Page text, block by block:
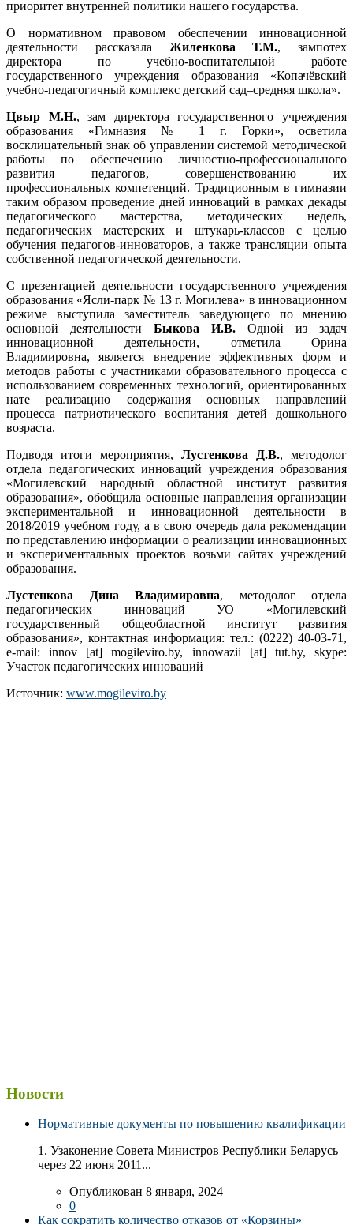
приоритет внутренней политики нашего государства.
О нормативном правовом обеспечении инновационной
деятельности рассказала Жиленкова Т.М., зампотех
директора по учебно-воспитательной работе
государственного учреждения образования «Копачёвский
учебно-педагогичный комплекс детский сад–средняя школа».
Цвыр М.Н., зам директора государственного учреждения
образования «Гимназия № 1 г. Горки», осветила
восклицательный знак об управлении системой методической
работы по обеспечению личностно-профессионального
развития педагогов, совершенствованию их
профессиональных компетенций. Традиционным в гимназии
таким образом проведение дней инноваций в рамках декады
педагогического мастерства, методических недель,
педагогических мастерских и штукарь-классов с целью
обучения педагогов-инноваторов, а также трансляции опыта
собственной педагогической деятельности.
С презентацией деятельности государственного учреждения
образования «Ясли-парк № 13 г. Могилева» в инновационном
режиме выступила заместитель заведующего по мнению
основной деятельности Быкова И.В. Одной из задач
инновационной деятельности, отметила Орина
Владимировна, является внедрение эффективных форм и
методов работы с участниками образовательного процесса с
использованием современных технологий, ориентированных
нате реализацию содержания основных направлений
процесса патриотического воспитания детей дошкольного
возраста.
Подводя итоги мероприятия, Лустенкова Д.В., методолог
отдела педагогических инноваций учреждения образования
«Могилевский народный областной институт развития
образования», обобщила основные направления организации
экспериментальной и инновационной деятельности в
2018/2019 учебном году, а в свою очередь дала рекомендации
по представлению информации о реализации инновационных
и экспериментальных проектов возьми сайтах учреждений
образования.
Лустенкова Дина Владимировна, методолог отдела
педагогических инноваций УО «Могилевский
государственный общеобластной институт развития
образования», контактная информация: тел.: (0222) 40-03-71,
e-mail: innov [at] mogileviro.by, innowazii [at] tut.by, skype:
Участок педагогических инноваций
Источник: www.mogileviro.by
Новости
Нормативные документы по повышению квалификации
1. Узаконение Совета Министров Республики Беларусь
через 22 июня 2011...
Опубликован 8 января, 2024
0
Как сократить количество отказов от «Корзины»